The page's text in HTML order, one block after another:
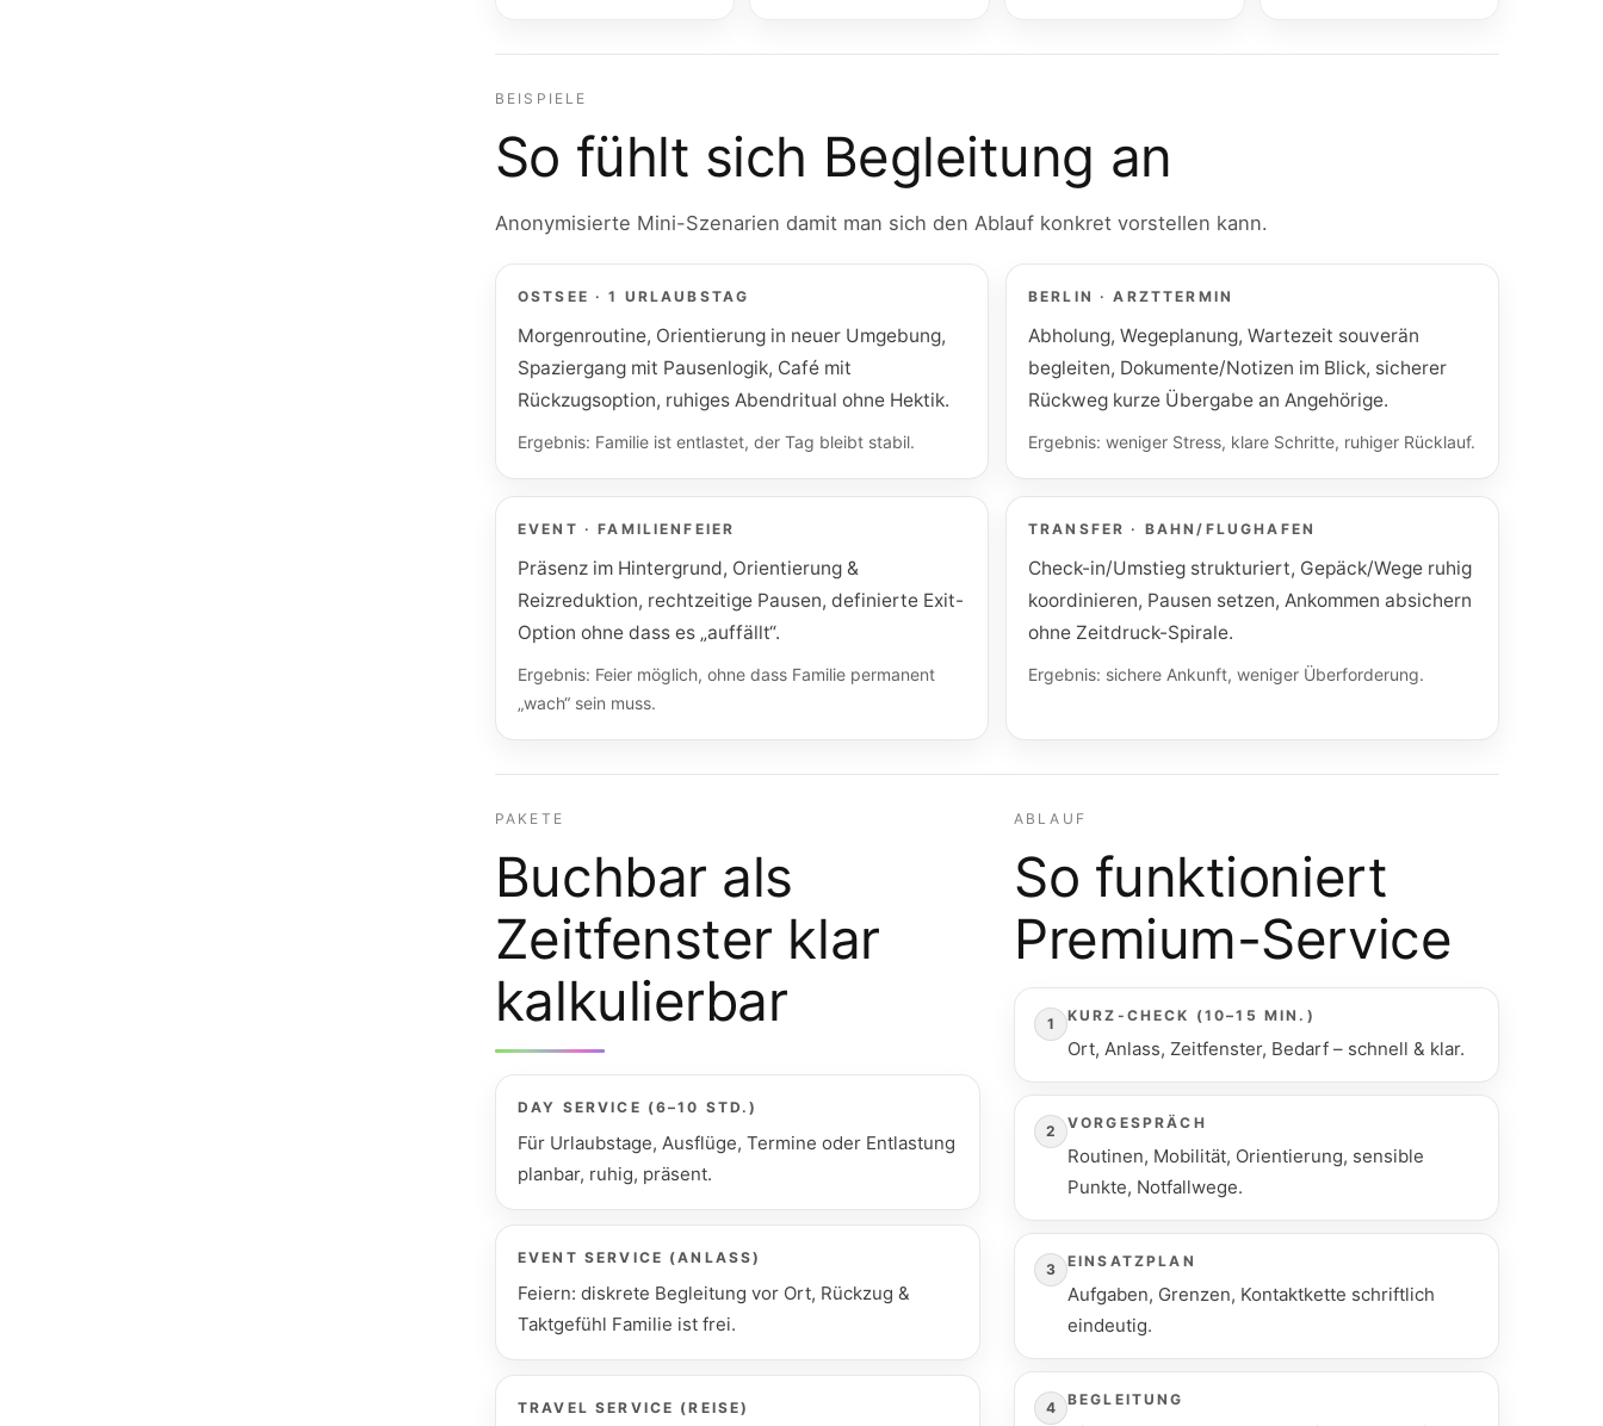
BEISPIELE
So fühlt sich Begleitung an
Anonymisierte Mini-Szenarien damit man sich den Ablauf konkret vorstellen kann.
OSTSEE · 1 URLAUBSTAG
Morgenroutine, Orientierung in neuer Umgebung,
Spaziergang mit Pausenlogik, Café mit
Rückzugsoption, ruhiges Abendritual ohne Hektik.
Ergebnis: Familie ist entlastet, der Tag bleibt stabil.
BERLIN · ARZTTERMIN
Abholung, Wegeplanung, Wartezeit souverän
begleiten, Dokumente/Notizen im Blick, sicherer
Rückweg kurze Übergabe an Angehörige.
Ergebnis: weniger Stress, klare Schritte, ruhiger Rücklauf.
EVENT · FAMILIENFEIER
Präsenz im Hintergrund, Orientierung &
Reizreduktion, rechtzeitige Pausen, definierte Exit-
Option ohne dass es „auffällt“.
Ergebnis: Feier möglich, ohne dass Familie permanent
„wach“ sein muss.
TRANSFER · BAHN/FLUGHAFEN
Check-in/Umstieg strukturiert, Gepäck/Wege ruhig
koordinieren, Pausen setzen, Ankommen absichern
ohne Zeitdruck-Spirale.
Ergebnis: sichere Ankunft, weniger Überforderung.
PAKETE
Buchbar als
Zeitfenster klar
kalkulierbar
DAY SERVICE (6–10 STD.)
Für Urlaubstage, Ausflüge, Termine oder Entlastung
planbar, ruhig, präsent.
EVENT SERVICE (ANLASS)
Feiern: diskrete Begleitung vor Ort, Rückzug &
Taktgefühl Familie ist frei.
TRAVEL SERVICE (REISE)
ABLAUF
So funktioniert
Premium-Service
1 KURZ-CHECK (10–15 MIN.)
Ort, Anlass, Zeitfenster, Bedarf – schnell & klar.
2 VORGESPRÄCH
Routinen, Mobilität, Orientierung, sensible
Punkte, Notfallwege.
3 EINSATZPLAN
Aufgaben, Grenzen, Kontaktkette schriftlich
eindeutig.
4 BEGLEITUNG